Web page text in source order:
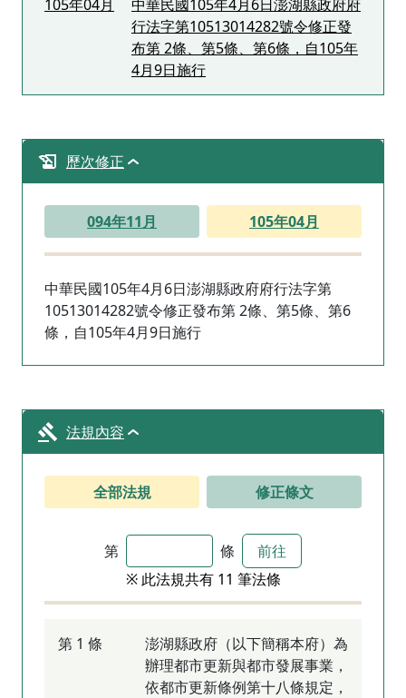
105年04月
中華民國105年4月6日澎湖縣政府府
行法字第10513014282號令修正發
布第 2條、第5條、第6條，自105年
4月9日施行
歷次修正
094年11月 105年04月
中華民國105年4月6日澎湖縣政府府行法字第
10513014282號令修正發布第 2條、第5條、第6
條，自105年4月9日施行
法規內容
全部法規 修正條文
第 條
前往
※ 此法規共有 11 筆法條
第 1 條
澎湖縣政府（以下簡稱本府）為
辦理都市更新與都市發展事業，
依都市更新條例第十八條規定，